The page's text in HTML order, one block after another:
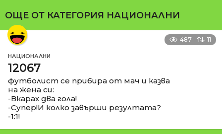
ОЩЕ ОТ КАТЕГОРИЯ НАЦИОНАЛНИ
487 11
НАЦИОНАЛНИ
12067
футболист се прибира от мач и казва
на жена си:
-Вкарах два гола!
-Супер!И колко завърши резултата?
-1:1!